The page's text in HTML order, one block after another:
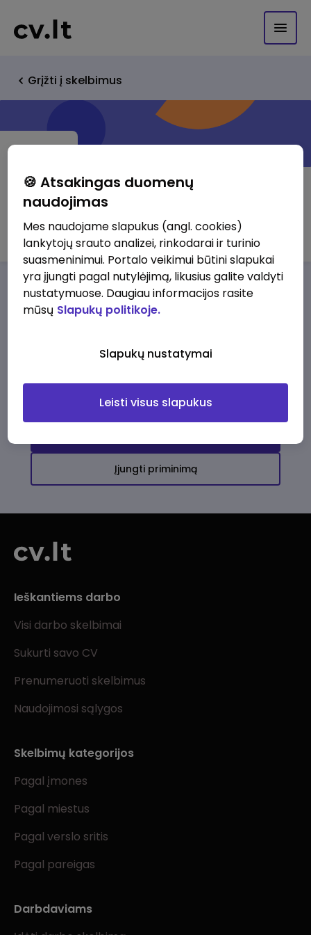
Grįžti į skelbimus
Eany, UAB
Darbo pasiūlymaiApie musPrivalumai
darbo pasiūlymų
Įjungti priminimą
Ieškantiems darbo
Visi darbo skelbimai
Sukurti savo CV
Prenumeruoti skelbimus
Naudojimosi sąlygos
Skelbimų kategorijos
Pagal įmones
Pagal miestus
Pagal verslo sritis
Pagal pareigas
Darbdaviams
🍪 Atsakingas duomenų
naudojimas
Mes naudojame slapukus (angl. cookies)
lankytojų srauto analizei, rinkodarai ir turinio
suasmeninimui. Portalo veikimui būtini slapukai
yra įjungti pagal nutylėjimą, likusius galite valdyti
nustatymuose. Daugiau informacijos rasite
mūsų Slapukų politikoje.
Slapukų nustatymai
Leisti visus slapukus